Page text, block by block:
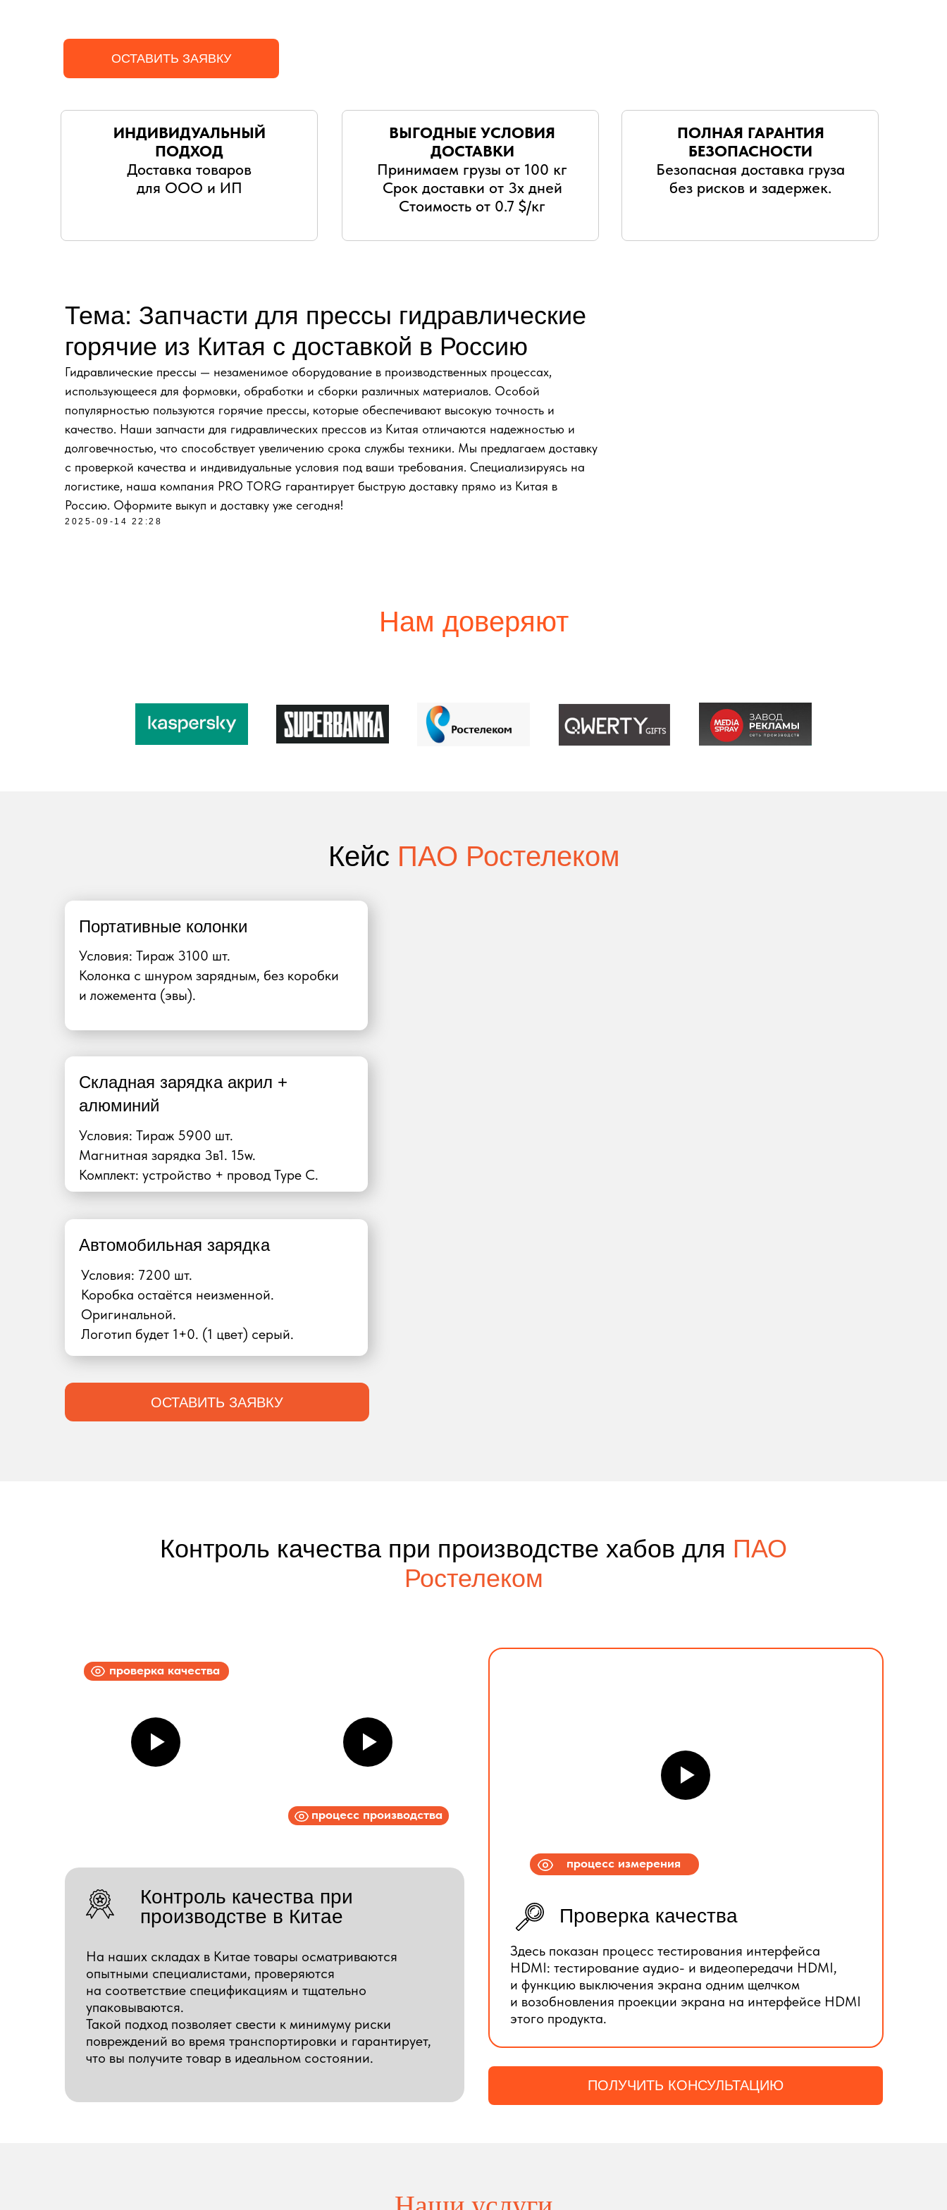
ОСТАВИТЬ ЗАЯВКУ
ВЫГОДНЫЕ УСЛОВИЯ
ДОСТАВКИ
Принимаем грузы от 100 кг
Срок доставки от 3х дней
Стоимость от 0.7 $/кг
ПОЛНАЯ ГАРАНТИЯ
БЕЗОПАСНОСТИ
Безопасная доставка груза
без рисков и задержек.
ИНДИВИДУАЛЬНЫЙ
ПОДХОД
Доставка товаров
для ООО и ИП
Тема: Запчасти для прессы гидравлические
горячие из Китая с доставкой в Россию
Гидравлические прессы — незаменимое оборудование в производственных процессах,
использующееся для формовки, обработки и сборки различных материалов. Особой
популярностью пользуются горячие прессы, которые обеспечивают высокую точность и
качество. Наши запчасти для гидравлических прессов из Китая отличаются надежностью и
долговечностью, что способствует увеличению срока службы техники. Мы предлагаем доставку
с проверкой качества и индивидуальные условия под ваши требования. Специализируясь на
логистике, наша компания PRO TORG гарантирует быструю доставку прямо из Китая в
Россию. Оформите выкуп и доставку уже сегодня!
2025-09-14 22:28
Нам доверяют
Кейс ПАО Ростелеком
ОСТАВИТЬ ЗАЯВКУ
Портативные колонки
Условия: Тираж 3100 шт.
Колонка с шнуром зарядным, без коробки
и ложемента (эвы).
Складная зарядка акрил +
алюминий
Условия: Тираж 5900 шт.
Магнитная зарядка 3в1. 15w.
Комплект: устройство + провод Type C.
Автомобильная зарядка
Условия: 7200 шт.
Коробка остаётся неизменной.
Оригинальной.
Логотип будет 1+0. (1 цвет) серый.
Контроль качества при производстве хабов для ПАО
Ростелеком
Контроль качества при
производстве в Китае
На наших складах в Китае товары осматриваются
опытными специалистами, проверяются
на соответствие спецификациям и тщательно
упаковываются.
Такой подход позволяет свести к минимуму риски
повреждений во время транспортировки и гарантирует,
что вы получите товар в идеальном состоянии.
проверка качества
процесс производства
ПОЛУЧИТЬ КОНСУЛЬТАЦИЮ
Проверка качества
Здесь показан процесс тестирования интерфейса
HDMI: тестирование аудио- и видеопередачи HDMI,
и функцию выключения экрана одним щелчком
и возобновления проекции экрана на интерфейсе HDMI
этого продукта.
процесс измерения